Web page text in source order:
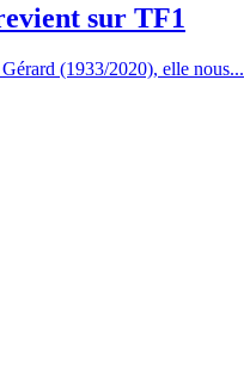
sur TF1
(1933/2020), elle nous...